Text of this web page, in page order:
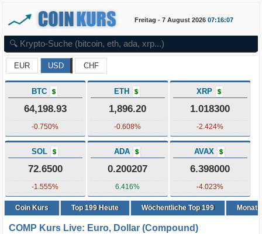
Freitag - 7 August 2026 07:16:07
EUR USD CHF
BTC $
64,198.93
-0.750%
ETH $
1,896.20
-0.608%
XRP $
1.018300
-2.424%
SOL $
72.6500
-1.555%
ADA $
0.200207
6.416%
AVAX $
6.398000
-4.023%
Coin Kurs Top199Heute Wöchentliche Top 199
COMP Kurs Live: Euro, Dollar (Compound)